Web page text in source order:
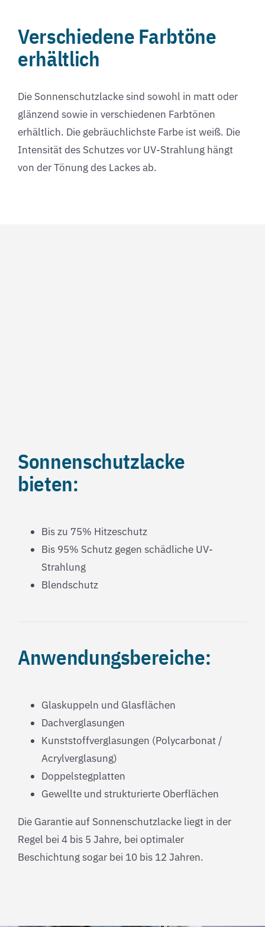
Verschiedene Farbtöne
erhältlich
Die Sonnenschutzlacke sind sowohl in matt oder
glänzend sowie in verschiedenen Farbtönen
erhältlich. Die gebräuchlichste Farbe ist weiß. Die
Intensität des Schutzes vor UV-Strahlung hängt
von der Tönung des Lackes ab.
Sonnenschutzlacke
bieten:
Bis zu 75% Hitzeschutz
Bis 95% Schutz gegen schädliche UV-
Strahlung
Blendschutz
Anwendungsbereiche:
Glaskuppeln und Glasflächen
Dachverglasungen
Kunststoffverglasungen (Polycarbonat /
Acrylverglasung)
Doppelstegplatten
Gewellte und strukturierte Oberflächen
Die Garantie auf Sonnenschutzlacke liegt in der
Regel bei 4 bis 5 Jahre, bei optimaler
Beschichtung sogar bei 10 bis 12 Jahren.